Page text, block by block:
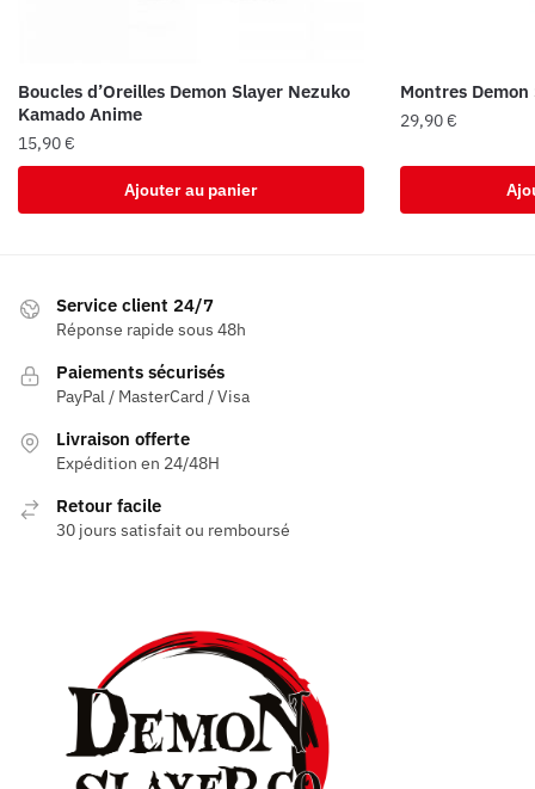
Boucles d’Oreilles Demon Slayer Nezuko
Kamado Anime
15,90€
Ajouter au panier
Montres Demon
29,90€
Service client 24/7
Réponse rapide sous 48h
Paiements sécurisés
PayPal / MasterCard / Visa
Livraison offerte
Expédition en 24/48H
Retour facile
30 jours satisfait ou remboursé